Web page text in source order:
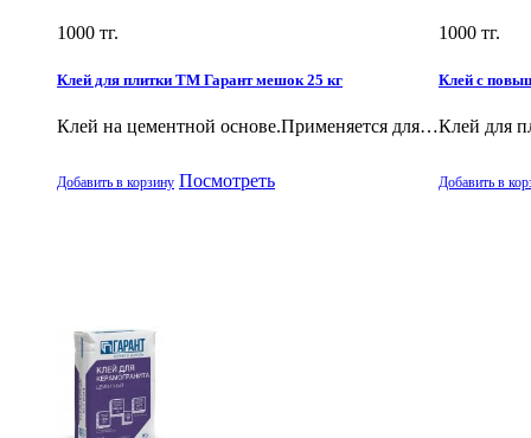
1000 тг.
Клей для плитки ТМ Гарант мешок 25 кг
Клей на цементной основе.Применяется для…
Добавить в корзину Посмотреть
1000 тг.
Клей с
Клей для
Добавить в